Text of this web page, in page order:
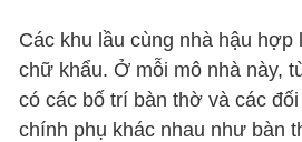
Các khu lầu cùng nhà hậu hợp
chữ khẩu. Ở mỗi mô nhà này,
có các bố trí bàn thờ và các
chính phụ khác nhau như bàn